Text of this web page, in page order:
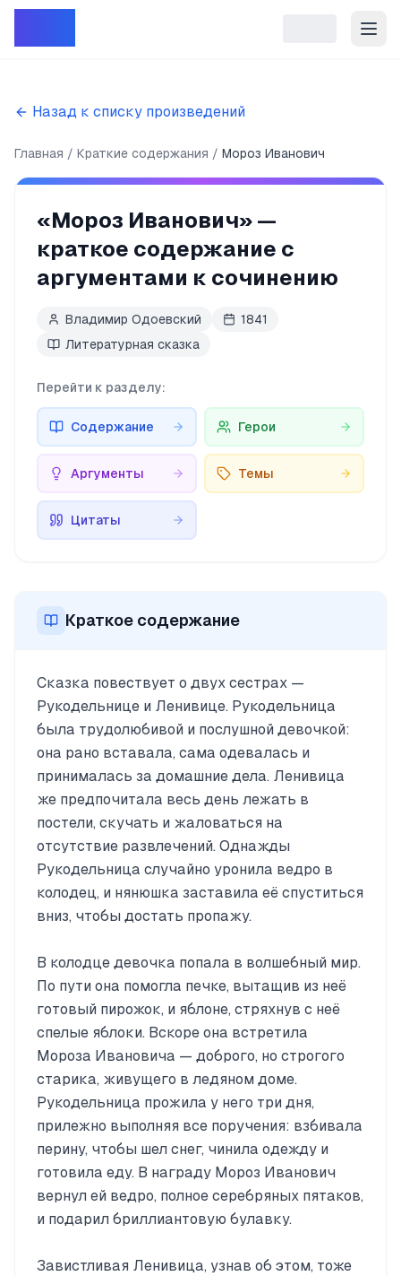
Назад к списку произведений
Главная Краткие содержания Мороз Иванович
«Мороз Иванович» —
краткое содержание с
аргументами к сочинению
Владимир Одоевский
1841
Литературная сказка
Перейти к разделу:
Содержание Герои
Аргументы Темы
Цитаты
Краткое содержание
Сказка повествует о двух сестрах —
Рукодельнице и Ленивице. Рукодельница
была трудолюбивой и послушной девочкой:
она рано вставала, сама одевалась и
принималась за домашние дела. Ленивица
же предпочитала весь день лежать в
постели, скучать и жаловаться на
отсутствие развлечений. Однажды
Рукодельница случайно уронила ведро в
колодец, и нянюшка заставила её спуститься
вниз, чтобы достать пропажу.
В колодце девочка попала в волшебный мир.
По пути она помогла печке, вытащив из неё
готовый пирожок, и яблоне, стряхнув с неё
спелые яблоки. Вскоре она встретила
Мороза Ивановича — доброго, но строгого
старика, живущего в ледяном доме.
Рукодельница прожила у него три дня,
прилежно выполняя все поручения: взбивала
перину, чтобы шел снег, чинила одежду и
готовила еду. В награду Мороз Иванович
вернул ей ведро, полное серебряных пятаков,
и подарил бриллиантовую булавку.
Завистливая Ленивица, узнав об этом, тоже